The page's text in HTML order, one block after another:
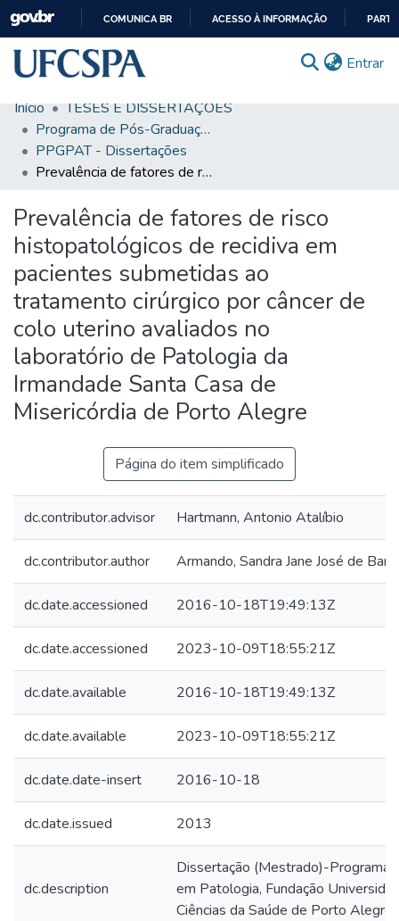
CONTEÚDO
COMUNICA BR ACESSO À INFORMAÇÃO
Entrar
Comunidades & Coleções
Busca Facetada
Autoarquivamento
Sobre o RI-UFCSPA
FAQ
Ajuda
Início
TESES E DISSERTAÇÕES
Programa de Pós-Graduação em Patologia
PPGPAT - Dissertações
Prevalência de fatores de risco histopatológicos de recidiva em pacientes submetidas ao tratamento cirúrgico por câncer de colo uterino avaliados no laboratório de Patologia da Irmandade Santa Casa de Misericórdia de Porto Alegre
Prevalência de fatores de risco
histopatológicos de recidiva em
pacientes submetidas ao
tratamento cirúrgico por câncer de
colo uterino avaliados no
laboratório de Patologia da
Irmandade Santa Casa de
Misericórdia de Porto Alegre
Página do item simplificado
dc.contributor.advisor Hartmann, Antonio Atalíbio
dc.contributor.author Armando, Sandra Jane José de
dc.date.accessioned 2016-10-18T19:49:13Z
dc.date.accessioned 2023-10-09T18:55:21Z
dc.date.available 2016-10-18T19:49:13Z
dc.date.available 2023-10-09T18:55:21Z
dc.date.date-insert 2016-10-18
dc.date.issued 2013
dc.description
Dissertação (Mestrado)-Programa
em Patologia, Fundação
Ciências da Saúde de Porto Alegre.